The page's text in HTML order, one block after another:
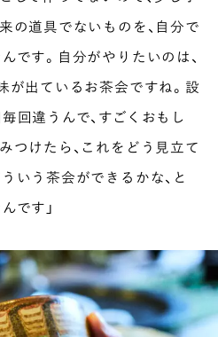
の道具でないものを、自分で
です。自分がやりたいのは、
が出ているお茶会ですね。設
回違うんで、すごくおもし
つけたら、これをどう見立て
いう茶会ができるかな、と
です」